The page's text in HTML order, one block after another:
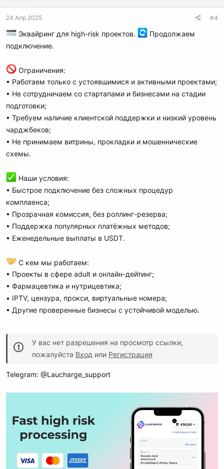
24 Апр 2025 #4
Эквайринг для high-risk проектов.
Продолжаем
подключение.
Ограничения:
• Работаем только с устоявшимися и активными проектами;
• Не сотрудничаем со стартапами и бизнесами на стадии
подготовки;
• Требуем наличие клиентской поддержки и низкий уровень
чарджбеков;
• Не принимаем витрины, прокладки и мошеннические
схемы.
Наши условия:
• Быстрое подключение без сложных процедур
комплаенса;
• Прозрачная комиссия, без роллинг-резерва;
• Поддержка популярных платёжных методов;
• Еженедельные выплаты в USDT.
С кем мы работаем:
• Проекты в сфере adult и онлайн-дейтинг;
• Фармацевтика и нутрицевтика;
• IPTV, цензура, прокси, виртуальные номера;
• Другие проверенные бизнесы с устойчивой моделью.
У вас нет разрешения на просмотр ссылки,
пожалуйста Вход или Регистрация
Telegram: @Laucharge_support